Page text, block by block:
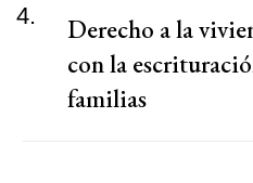
4.
Derecho a la
con la
familias